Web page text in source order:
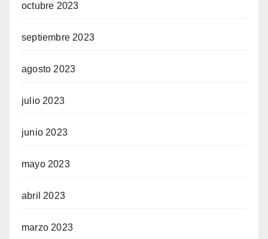
octubre 2023
septiembre 2023
agosto 2023
julio 2023
junio 2023
mayo 2023
abril 2023
marzo 2023